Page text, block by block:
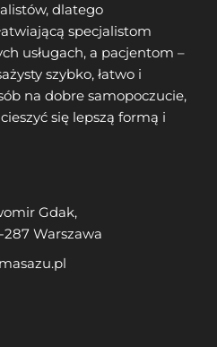
dlatego
specjalistom
usługach, a pacjentom –
szybko, łatwo i
na dobre samopoczucie,
się lepszą formą i
Gdak,
287 Warszawa